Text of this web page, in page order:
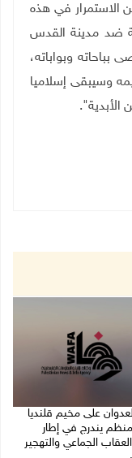
الاستمرار في هذه
ضد مدينة القدس
وبواباته،
وسيبقى إسلاميا
على مخيم قلنديا
يندرج في إطار
الجماعي والتهجير